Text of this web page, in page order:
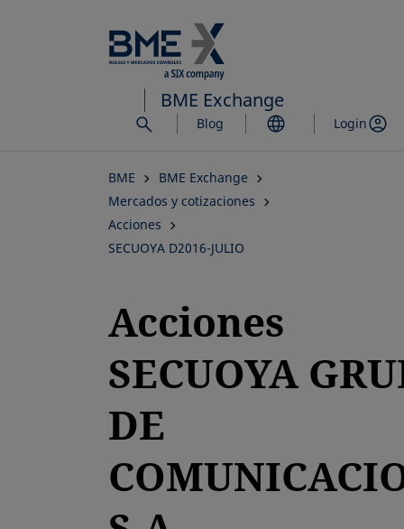
al
contenido
principal
BME Exchange
Blog Login
BME
BME Exchange
Mercados y cotizaciones
Acciones
SECUOYA D2016-JULIO
Acciones
SECUOYA
DE